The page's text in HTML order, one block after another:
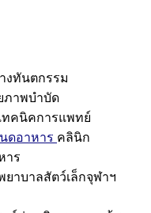
งทันตกรรม
ภาพบำบัด
ทคนิคการแพทย์
ดอาหาร คลินิก
าร
ยาบาลสัตว์เล็กจุฬาฯ